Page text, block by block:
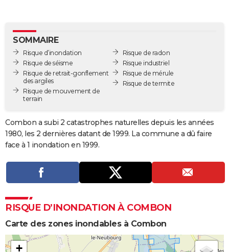
GUIDES D'ACHAT
BONS PLANS
CARTE DE VOEUX
Carte de Noël
Carte Bonne année
Carte Saint-Valentin
Carte Pâques
Carte d'anniversaire
DICTIONNAIRE
COPAINS D'AVANT
Bricolage
Lifestyle
Culture
Sport
Auto
Television
Voyage
Cinema
SOMMAIRE
Risque d’inondation
Risque de séisme
Risque de retrait-gonflement
des argiles
Risque de mouvement de
terrain
Risque de radon
Risque industriel
Risque de mérule
Risque de termite
Combon a subi 2 catastrophes naturelles depuis les années
1980, les 2 dernières datant de 1999. La commune a dû faire
face à 1 inondation en 1999.
RISQUE D’INONDATION À COMBON
Carte des zones inondables à Combon
+